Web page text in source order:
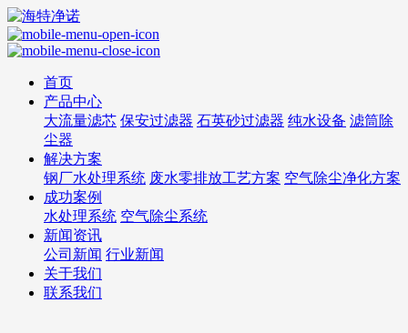
首页
产品中心
大流量滤芯 保安过滤器 石英砂过滤器 纯水设备 滤筒除
尘器
解决方案
钢厂水处理系统 废水零排放工艺方案 空气除尘净化方案
成功案例
水处理系统 空气除尘系统
新闻资讯
公司新闻 行业新闻
关于我们
联系我们